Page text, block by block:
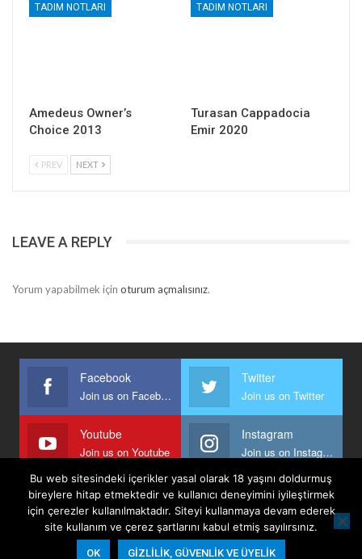
TADIM NOTLARI
Amedeus Owner’s
Choice 2013
TADIM NOTLARI
Turasan Cappadocia
Emir 2020
PREV NEXT
LEAVE A REPLY
Yorum yapabilmek için oturum açmalısınız.
Facebook
Join us on Facebook
Twitter
Join us on Twitter
Youtube
Join us on Youtube
Instagram
Join us on Instagram
Anasayfa Keyfi Yazanlar İletişim
Şartlar Ve Koşullar
Gizlilik, Güvenlik Ve Üyelik Politikası
Bu web sitesindeki içerikler yasal olarak 18 yaşını doldurmuş
bireylere hitap etmektedir ve kullanıcı deneyimini iyileştirmek
için çerezler kullanılmaktadır. Siteyi kullanmaya devam ederek
site kullanım ve çerez şartlarını kabul etmiş sayılırsınız.
OK GIZLILIK, GÜVENLIK VE ÜYELIK